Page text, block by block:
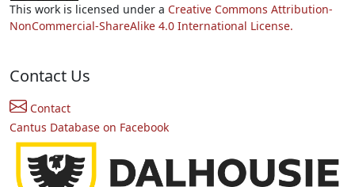
This work is licensed under a Creative Commons Attribution-
NonCommercial-ShareAlike 4.0 International License.
Contact Us
Contact
Cantus Database on Facebook